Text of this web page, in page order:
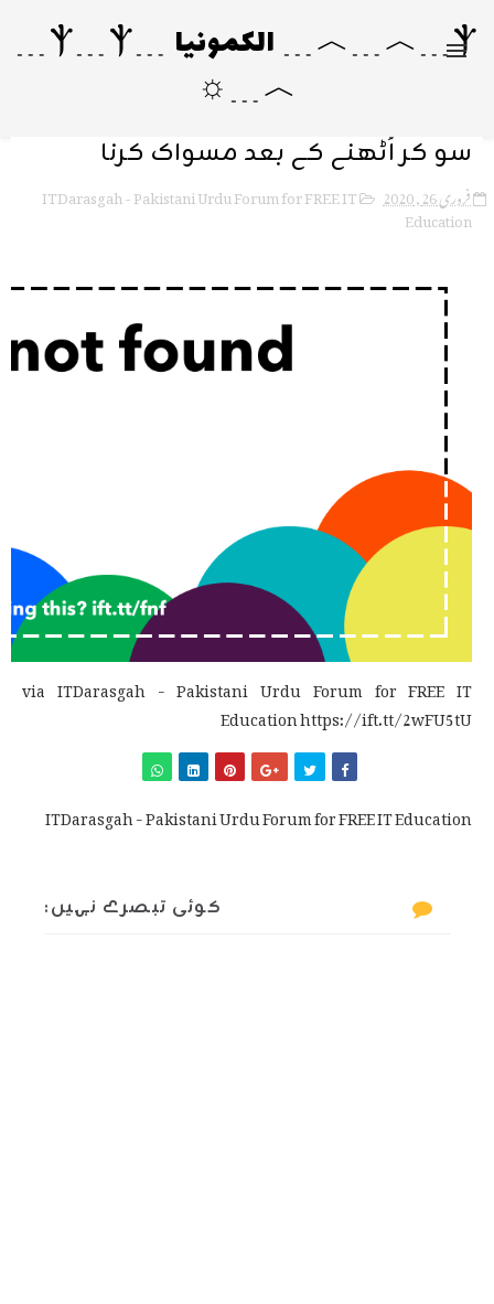
Ⲯ﹍︿﹍︿﹍ الکمونیا ﹍Ⲯ﹍Ⲯ﹍
︿﹍☼
سو کر اُٹھنے کے بعد مسواک کرنا
فروری 26, 2020 ITDarasgah - Pakistani Urdu Forum for FREE IT
Education
via ITDarasgah - Pakistani Urdu Forum for FREE IT
Education https://ift.tt/2wFU5tU
ITDarasgah - Pakistani Urdu Forum for FREE IT Education
کوئی تبصرے نہیں: